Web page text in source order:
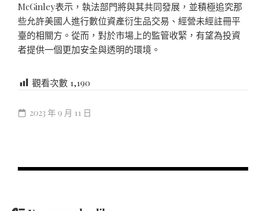
McGinley表示，執法部門將與其共同發展，並積極追究那
些允許美國人進行數位資產衍生品交易、經營未經註冊平
臺的相關方。從而，對於市場上的監管收緊，有望為投資
者提供一個更加安全與透明的環境。
觀看次數 1,190
2023 年 9 月 11 日